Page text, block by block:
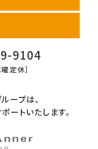
9104
定休］
ープは、
ートいたします。